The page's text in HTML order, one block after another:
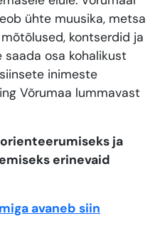
ühte muusika, metsa
kontserdid ja
osa kohalikust
inimeste
Võrumaa lummavast
ja
erinevaid
avaneb siin